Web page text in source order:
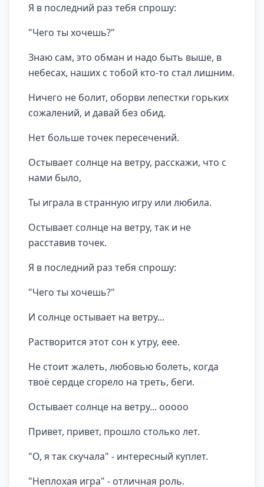
Я в последний раз тебя спрошу:
"Чего ты хочешь?"
Знаю сам, это обман и надо быть выше, в
небесах, наших с тобой кто-то стал лишним.
Ничего не болит, оборви лепестки горьких
сожалений, и давай без обид.
Нет больше точек пересечений.
Остывает солнце на ветру, расскажи, что с
нами было,
Ты играла в странную игру или любила.
Остывает солнце на ветру, так и не
расставив точек.
Я в последний раз тебя спрошу:
"Чего ты хочешь?"
И солнце остывает на ветру...
Растворится этот сон к утру, еее.
Не стоит жалеть, любовью болеть, когда
твоё сердце сгорело на треть, беги.
Остывает солнце на ветру... ооооо
Привет, привет, прошло столько лет.
"О, я так скучала" - интересный куплет.
"Неплохая игра" - отличная роль.